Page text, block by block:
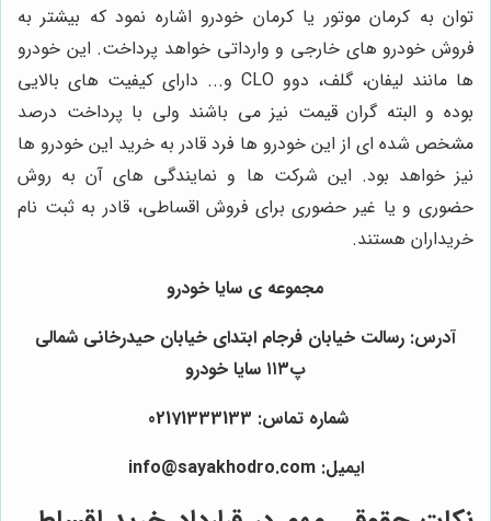
توان به کرمان موتور یا کرمان خودرو اشاره نمود که بیشتر به
فروش خودرو های خارجی و وارداتی خواهد پرداخت. این خودرو
ها مانند لیفان، گلف، دوو CLO و... دارای کیفیت های بالایی
بوده و البته گران قیمت نیز می باشند ولی با پرداخت درصد
مشخص شده ای از این خودرو ها فرد قادر به خرید این خودرو ها
نیز خواهد بود. این شرکت ها و نمایندگی های آن به روش
حضوری و یا غیر حضوری برای فروش اقساطی، قادر به ثبت نام
خریداران هستند.
مجموعه ی سایا خودرو
آدرس: رسالت خیابان فرجام ابتدای خیابان حیدرخانی شمالی
پ۱۱۳ سایا خودرو
شماره تماس: 02171333133
ایمیل: info@sayakhodro.com